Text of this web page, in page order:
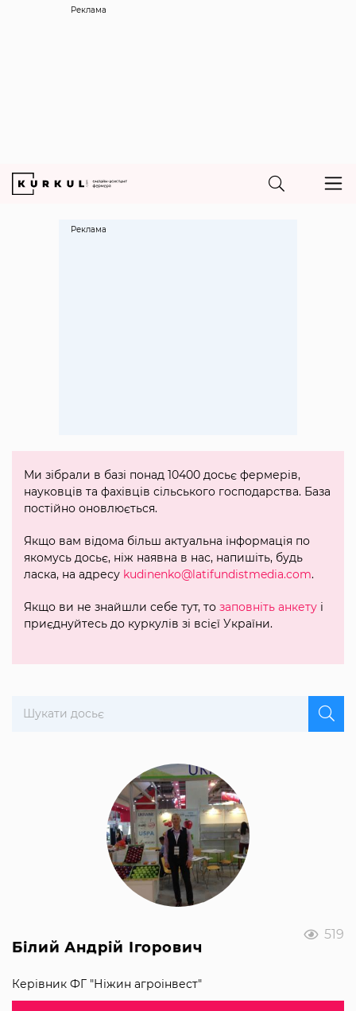
Реклама
519
Білий Андрій Ігорович
Керівник ФГ "Ніжин агроінвест"
Ми зібрали в базі понад 10400 досьє фермерів,
науковців та фахівців сільського господарства. База
постійно оновлюється.
Якщо вам відома більш актуальна інформація по
якомусь досьє, ніж наявна в нас, напишіть, будь
ласка, на адресу kudinenko@latifundistmedia.com.
Якщо ви не знайшли себе тут, то заповніть анкету і
приєднуйтесь до куркулів зі всієї України.
Реклама